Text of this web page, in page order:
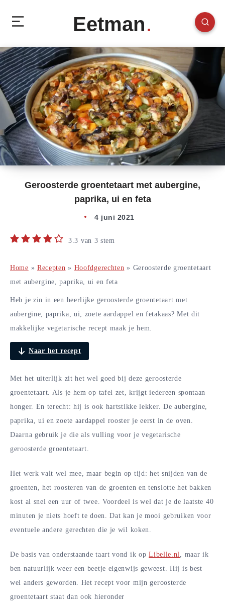
Eetman
Geroosterde groentetaart met aubergine,
paprika, ui en feta
4 juni 2021
3.3 van 3 stem
Home » Recepten » Hoofdgerechten » Geroosterde groentetaart
met aubergine, paprika, ui en feta
Heb je zin in een heerlijke geroosterde groentetaart met
aubergine, paprika, ui, zoete aardappel en fetakaas? Met dit
makkelijke vegetarische recept maak je hem.
Naar het recept
Met het uiterlijk zit het wel goed bij deze geroosterde
groentetaart. Als je hem op tafel zet, krijgt iedereen spontaan
honger. En terecht: hij is ook hartstikke lekker. De aubergine,
paprika, ui en zoete aardappel rooster je eerst in de oven.
Daarna gebruik je die als vulling voor je vegetarische
geroosterde groentetaart.
Het werk valt wel mee, maar begin op tijd: het snijden van de
groenten, het roosteren van de groenten en tenslotte het bakken
kost al snel een uur of twee. Voordeel is wel dat je de laatste 40
minuten je niets hoeft te doen. Dat kan je mooi gebruiken voor
eventuele andere gerechten die je wil koken.
De basis van onderstaande taart vond ik opLibelle.nl
, maar ik
ben natuurlijk weer een beetje eigenwijs geweest. Hij is best
wel anders geworden. Het recept voor mijn geroosterde
groentetaart staat dan ook hieronder